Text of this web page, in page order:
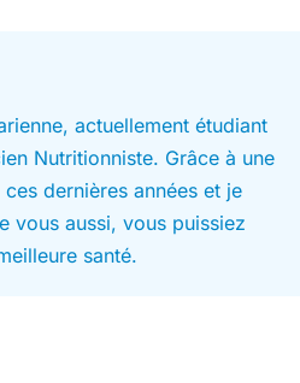
actuellement étudiant
Nutritionniste. Grâce à une
dernières années et je
vous aussi, vous puissiez
santé.